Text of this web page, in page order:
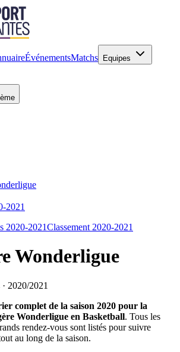
ÉvénementsMatchs Equipes
2021
2020-2021Classement 2020-2021
Wonderligue
2020/2021
complet de la saison 2020 pour la
Wonderligue en Basketball. Tous les
rendez-vous sont listés pour suivre
au long de la saison.